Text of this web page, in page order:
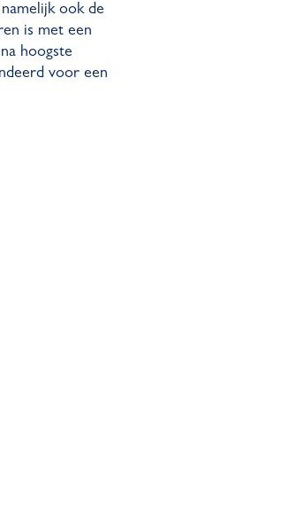
ook de
is met een
hoogste
voor een